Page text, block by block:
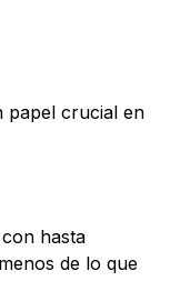
papel crucial en
hasta
de lo que